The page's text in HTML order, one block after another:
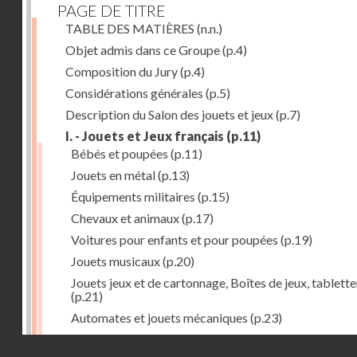
PAGE DE TITRE
TABLE DES MATIÈRES (n.n.)
Objet admis dans ce Groupe(p.4)
Composition du Jury(p.4)
Considérations générales (p.5)
Description du Salon des jouets et jeux(p.7)
I. - Jouets et Jeux français (p.11)
Bébés et poupées (p.11)
Jouets en métal(p.13)
Équipements militaires (p.15)
Chevaux et animaux(p.17)
Voitures pour enfants et pour poupées (p.19)
Jouets musicaux(p.20)
Jouets jeux et de cartonnage, Boîtes de jeux,
(p.21)
Automates et jouets mécaniques (p.23)
Jouets en caoutchouc(p.25)